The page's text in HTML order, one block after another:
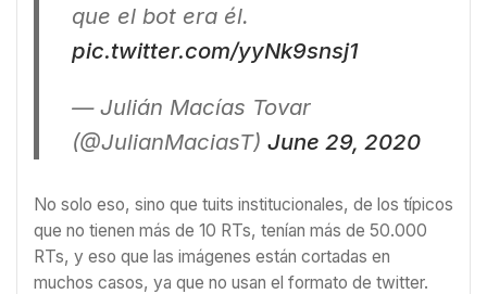
que el bot era él.
pic.twitter.com/yyNk9snsj1
— Julián Macías Tovar
(@JulianMaciasT) June 29, 2020
No solo eso, sino que tuits institucionales, de los típicos
que no tienen más de 10 RTs, tenían más de 50.000
RTs, y eso que las imágenes están cortadas en
muchos casos, ya que no usan el formato de twitter.